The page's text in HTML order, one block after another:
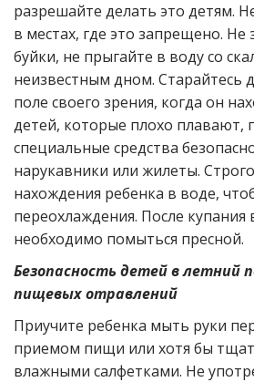
разрешайте делать это детям.
в местах, где это запрещено. Не
буйки, не прыгайте в воду со
неизвестным дном. Старайтесь
поле своего зрения, когда он
детей, которые плохо плавают,
специальные средства
нарукавники или жилеты.
нахождения ребенка в воде,
переохлаждения. После купания
необходимо помыться пресной.
Безопасность детей в летний
пищевых отравлений
Приучите ребенка мыть руки
приемом пищи или хотя бы
влажными салфетками. Не